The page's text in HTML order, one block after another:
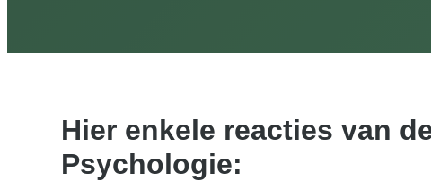
Hier enkele reacties van
Psychologie: